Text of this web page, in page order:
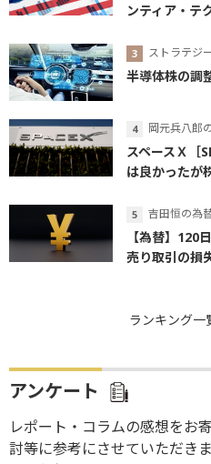
ンティア・テ
ストラテジ
半導体株の調
岡元兵八郎
スペースＸ［
は良かったが
吉田恒の為
【為替】120
売り取引の損
ランキング一
アンケート
レポート・コラムの感想をお
討等に参考にさせていただきま